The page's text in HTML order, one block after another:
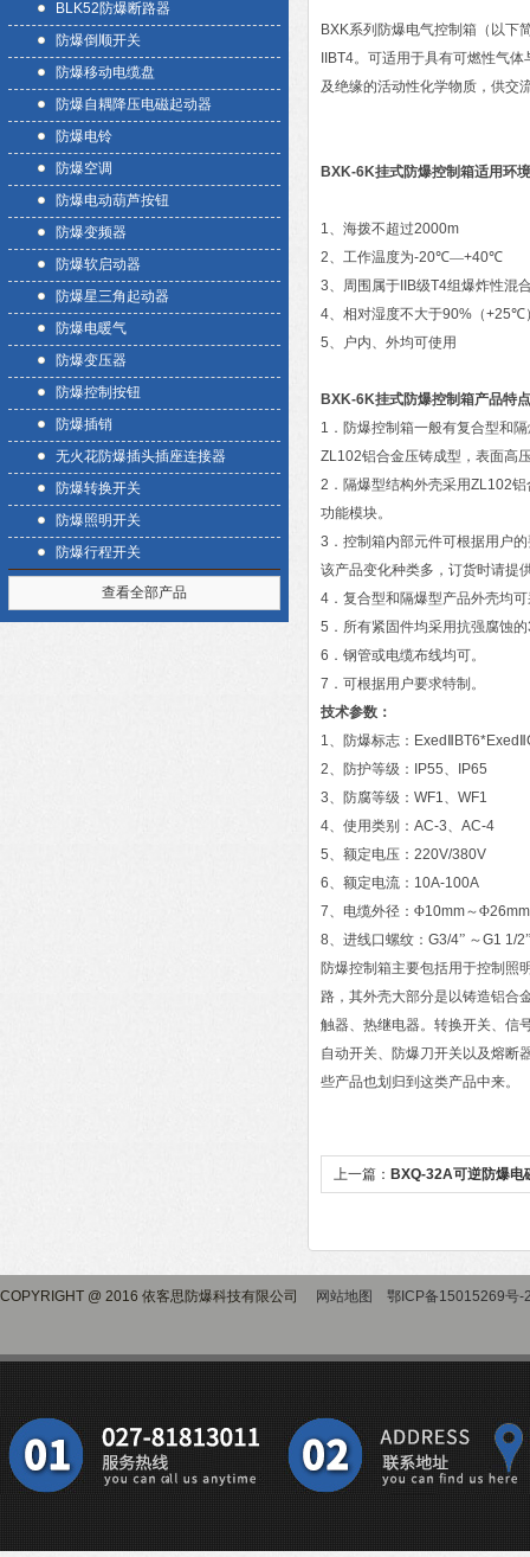
BLK52防爆断路器
防爆倒顺开关
防爆移动电缆盘
防爆自耦降压电磁起动器
防爆电铃
防爆空调
防爆电动葫芦按钮
防爆变频器
防爆软启动器
防爆星三角起动器
防爆电暖气
防爆变压器
防爆控制按钮
防爆插销
无火花防爆插头插座连接器
防爆转换开关
防爆照明开关
防爆行程开关
查看全部产品
BXK系列防爆电气控制箱（以下
IIBT4。可适用于具有可燃性气
及绝缘的活动性化学物质，供交
BXK-6K挂式防爆控制箱适用环境
1、海拨不超过2000m
2、工作温度为-20℃―+40℃
3、周围属于 IIB级T4组爆炸性混
4、相对湿度不大于90% （+25℃
5、户内、外均可使用
BXK-6K挂式防爆控制箱产品特
1 ．防爆控制箱一般有复合型和
ZL102铝合金压铸成型，表面高
2 ．隔爆型结构外壳采用ZL102铝
功能模块。
3 ．控制箱内部元件可根据用户
该产品变化种类多，订货时请提
4 ．复合型和隔爆型产品外壳均
5 ．所有紧固件均采用抗强腐蚀的
6 ．钢管或电缆布线均可。
7 ．可根据用户要求特制。
技术参数：
1、防爆标志： Exed BT6*Exed
2、防护等级： IP55、
IP65
3、防腐等级： WF1、 WF1
4、使用类别： AC-3、 AC-4
5、额定电压： 220V/380V
6、额定电流： 10A-100A
7、电缆外径：Φ10mm～Φ26mm
8、进线口螺纹： G3/4” ～G1 1/2”
防爆控制箱主要包括用于控制照
路，其外壳大部分是以铸造铝合
触器、热继电器。转换开关、信
自动开关、防爆刀开关以及熔断
些产品也划归到这类产品中来。
上一篇： BXQ-32A可逆防爆电
COPYRIGHT @ 2016 依客思防爆科技有限公司 网站地图 鄂ICP备15015269号-